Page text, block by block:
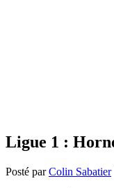
Ligue 1 :
Posté parColin Sabatier